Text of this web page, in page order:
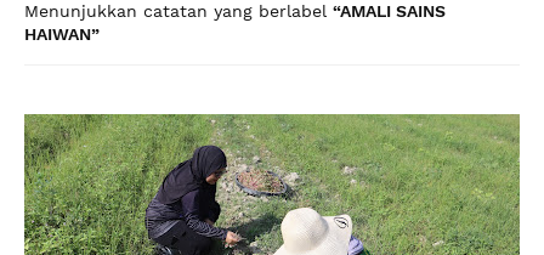
Menunjukkan catatan yang berlabel
AMALI SAINS
HAIWAN